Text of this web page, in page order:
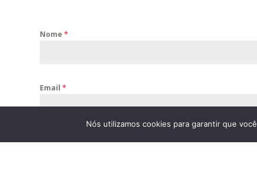
Nome*
Email*
Telefone*
Nós utilizamos cookies para garantir que